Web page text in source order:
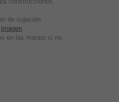
de sujeción.
imagen
en las manos si no